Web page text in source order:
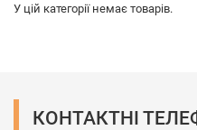
У цій категорії немає товарів.
КОНТАКТНІ